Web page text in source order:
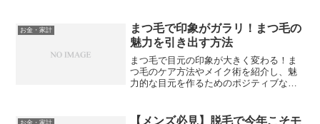
お金・家計
まつ毛で印象がガラリ！まつ毛の
魅力を引き出す方法
まつ毛で目元の印象が大きく変わる！ま
つ毛のケア方法やメイク術を紹介し、魅
力的な目元を作るためのポジティブなコ
お金・家計
【メンズ必見】脱毛で今年こそモ